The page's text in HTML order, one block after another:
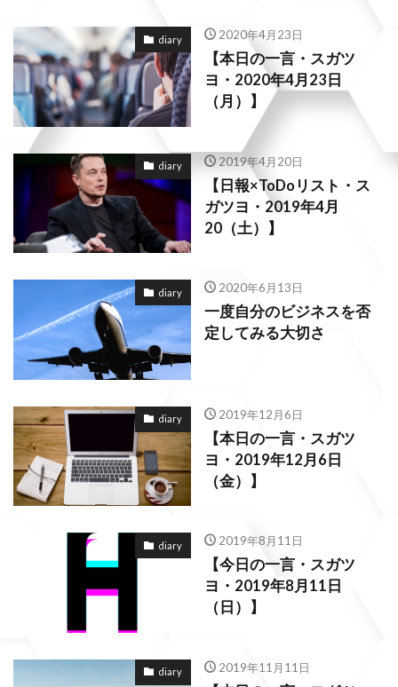
diary 2020年4月23日
【本日の一言・スガツ
ヨ・2020年4月23日
（月）】
diary 2019年4月20日
【日報×ToDoリスト・ス
ガツヨ・2019年4月
20（土）】
diary 2020年6月13日
一度自分のビジネスを否
定してみる大切さ
diary 2019年12月6日
【本日の一言・スガツ
ヨ・2019年12月6日
（金）】
diary 2019年8月11日
【今日の一言・スガツ
ヨ・2019年8月11日
（日）】
diary 2019年11月11日